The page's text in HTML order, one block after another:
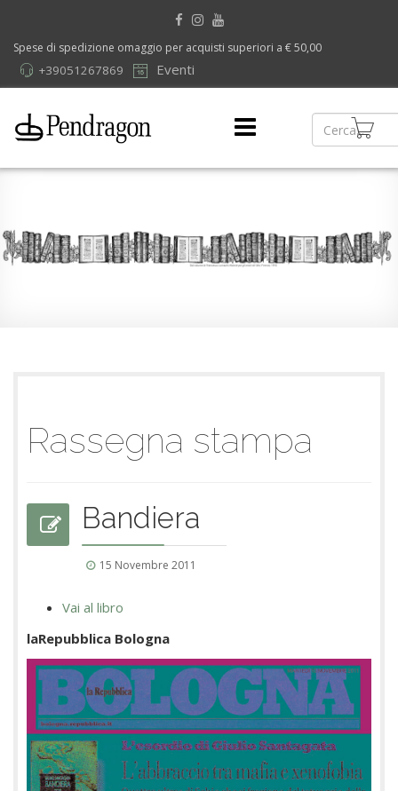
Spese di spedizione omaggio per acquisti superiori a € 50,00
Eventi
+39051267869
Rassegna stampa
Bandiera
15 Novembre 2011
Vai al libro
laRepubblica Bologna